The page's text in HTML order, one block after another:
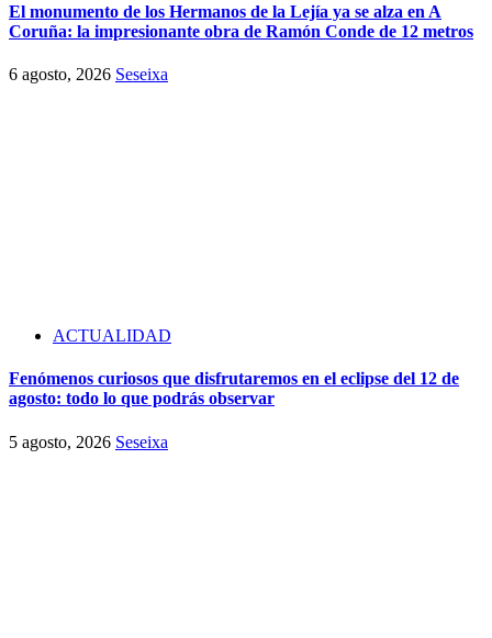
El monumento de los Hermanos de la Lejía ya se alza en A
Coruña: la impresionante obra de Ramón Conde de 12 metros
6 agosto, 2026 Seseixa
ACTUALIDAD
Fenómenos curiosos que disfrutaremos en el eclipse del 12 de
agosto: todo lo que podrás observar
5 agosto, 2026 Seseixa